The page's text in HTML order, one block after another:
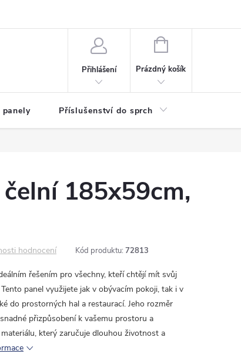
Přihlášení
NÁKUPNÍ
Prázdný košík
panely Příslušenství do sprch
185x59cm,
hodnocení Kód produktu: 72813
řešením pro všechny, kteří chtějí mít svůj
panel využijete jak v obývacím pokoji, tak i v
do prostorných hal a restaurací. Jeho rozměr
přizpůsobení k vašemu prostoru a
který zaručuje dlouhou životnost a